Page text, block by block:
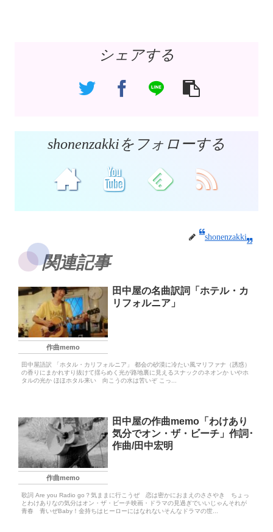
シェアする
shonenzakkiをフォローする
shonenzakki
関連記事
作曲memo
田中屋の名曲訳詞「ホテル・カ
リフォルニア」
田中屋語訳 「ホタル・カリフォルニア」 都会の砂漠に冷たい風マリファナ（誘惑）
の香りにまかれすり抜けて揺らめく光が路地裏に見えるスナックのネオンか いやホ
タルの光か ほほホタル来い 向こうの水は苦いぞ こっ...
作曲memo
田中屋の作曲memo「わけあり
気分でオン・ザ・ビーチ」作詞･
作曲/田中宏明
歌詞 Are you Radio go？気ままに行こうぜ 恋は密かにおまえのささやき ちょっ
とわけありなの気分はオン・ザ・ビーチ映画・ドラマの見過ぎでいいじゃんそれが
青春 青いぜBaby！金持ちはヒーローにはなれないそんなドラマの世...